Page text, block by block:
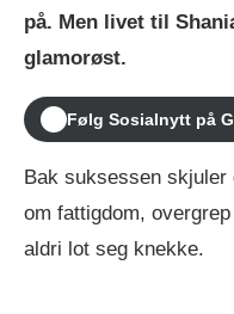
på. Men livet til
glamorøst.
Følg Sosialnytt på
Bak suksessen
om fattigdom,
aldri lot seg knekke.